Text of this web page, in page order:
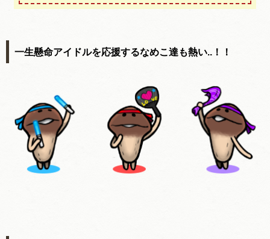
一生懸命アイドルを応援するなめこ達も熱い..！！